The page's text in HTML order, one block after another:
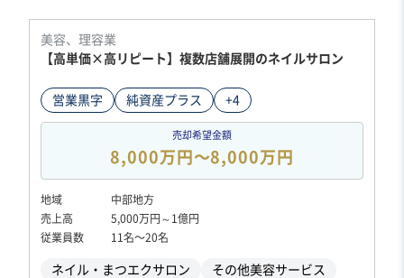
美容、理容業
【高単価×高リピート】複数店舗展開のネイルサロン
営業黒字 純資産プラス +4
売却希望金額
8,000万円〜8,000万円
地域
中部地方
売上高
5,000万円～1億円
従業員数
11名〜20名
ネイル・まつエクサロン
その他美容サービス